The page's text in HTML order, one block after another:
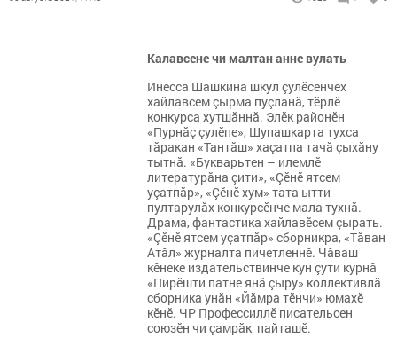
Калавсене чи малтан анне вулать
Инесса Шашкина шкул çулӗсенчех
хайлавсем çырма пуçланă, тӗрлӗ
конкурса хутшăннă. Элӗк районӗн
«Пурнăç çулӗпе», Шупашкарта тухса
тăракан «Тантăш» хаçатпа тачă çыхăну
тытнă. «Букварьтен – илемлӗ
литературăна çити», «Çӗнӗ ятсем
уçатпăр», «Çӗнӗ хум» тата ытти
пултарулăх конкурсӗнче мала тухнă.
Драма, фантастика хайлавӗсем çырать.
«Çӗнӗ ятсем уçатпăр» сборникра, «Тăван
Атăл» журналта пичетленнӗ. Чăваш
кӗнеке издательствинче кун çути курнă
«Пирӗшти патне янă çыру» коллективлă
сборника унăн «Йăмра тӗнчи» юмахӗ
кӗнӗ. ЧР Профессиллӗ писательсен
союзӗн чи çамрăк пайташӗ.